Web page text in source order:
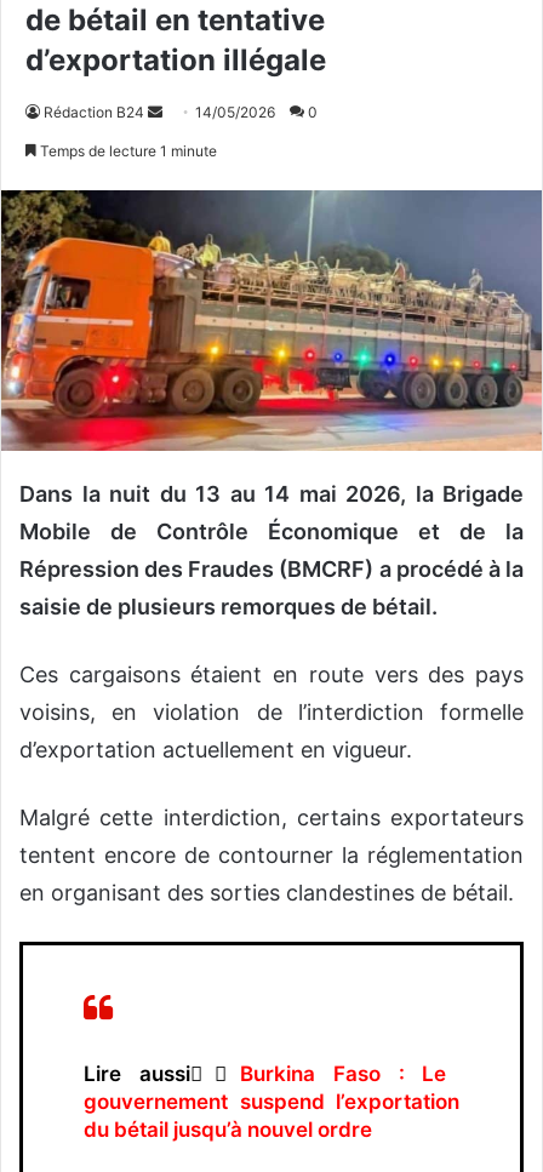
de bétail en tentative
d’exportation illégale
Rédaction B24
e
r
u
c
o
u
r
i
l
14/05/2026 0
Temps de lecture 1 minute
Dans la nuit du 13 au 14 mai 2026, la Brigade
Mobile de Contrôle Économique et de la
Répression des Fraudes (BMCRF) a procédé à la
saisie de plusieurs remorques de bétail.
Ces cargaisons étaient en route vers des pays
voisins, en violation de l’interdiction formelle
d’exportation actuellement en vigueur.
Malgré cette interdiction, certains exportateurs
tentent encore de contourner la réglementation
en organisant des sorties clandestines de bétail.
Lire aussi👉🏿 Burkina Faso : Le
gouvernement suspend l’exportation
du bétail jusqu’à nouvel ordre